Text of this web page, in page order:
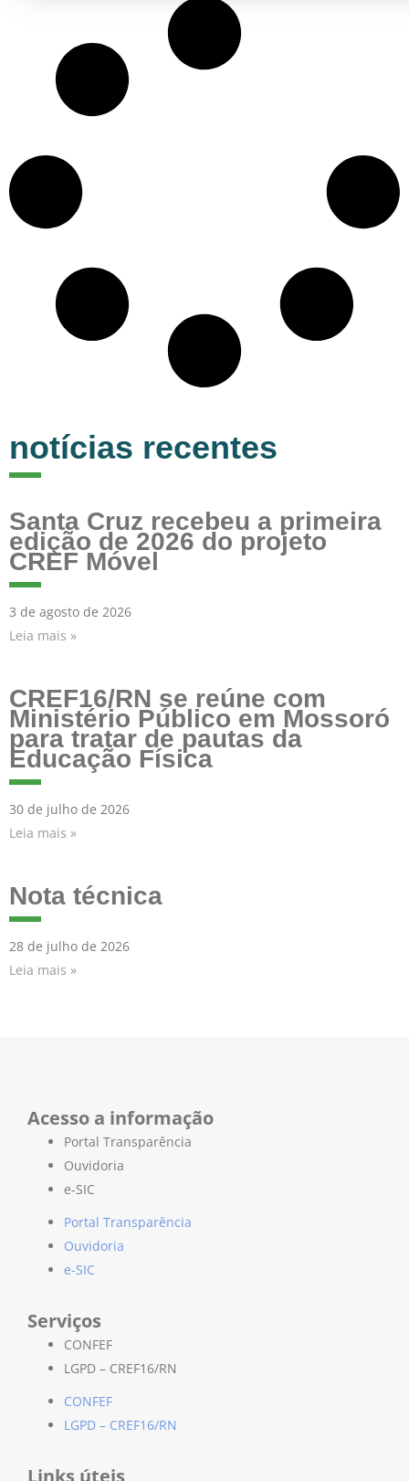
notícias recentes
Santa Cruz recebeu a primeira
edição de 2026 do projeto
CREF Móvel
3 de agosto de 2026
Leia mais »
CREF16/RN se reúne com
Ministério Público em Mossoró
para tratar de pautas da
Educação Física
30 de julho de 2026
Leia mais »
Nota técnica
28 de julho de 2026
Leia mais »
Acesso a informação
Portal Transparência
Ouvidoria
e-SIC
Portal Transparência
Ouvidoria
e-SIC
Serviços
CONFEF
LGPD – CREF16/RN
CONFEF
LGPD – CREF16/RN
Links úteis